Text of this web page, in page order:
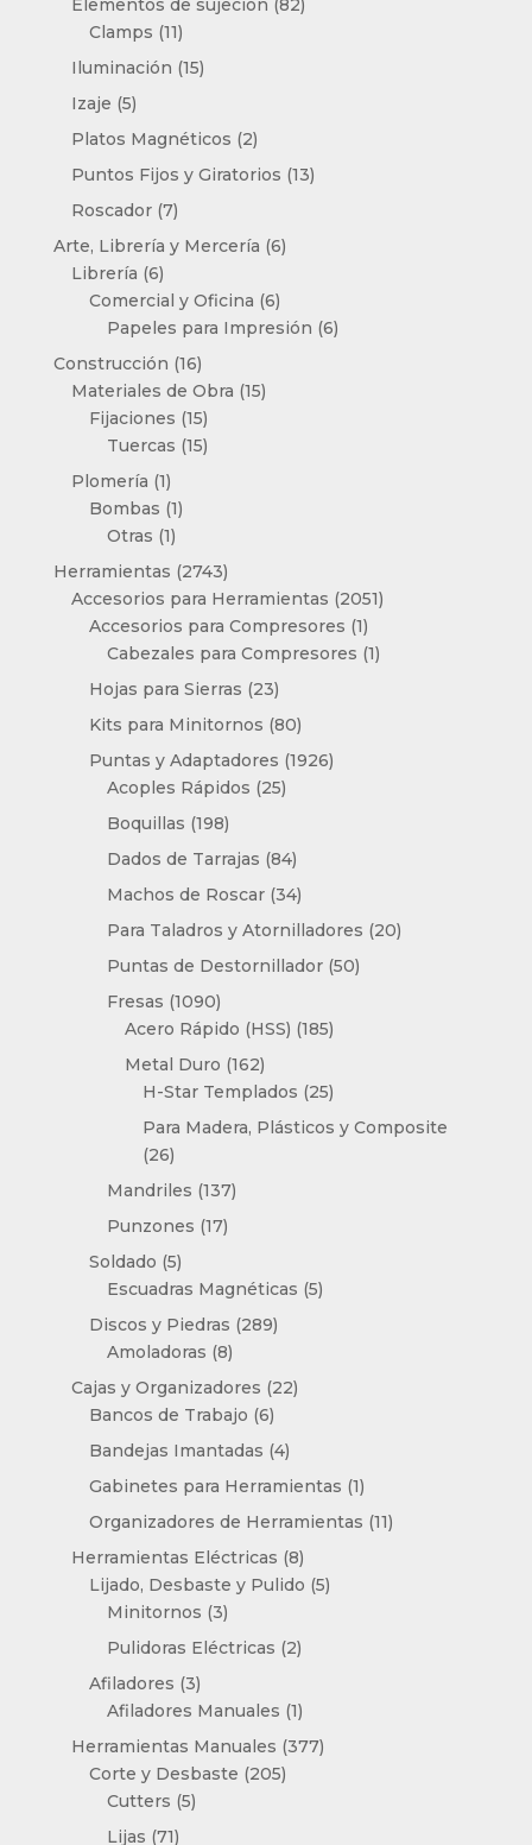
Elementos de sujeción 82
Clamps 1111
productos
Iluminación 1515
Izaje 55
productos
Platos Magnéticos 22
productos
Puntos Fijos y Giratorios 1313
Roscador 77
productos
Arte, Librería y Mercería 66
Librería 66
productos
Comercial y Oficina 66
productos
Papeles para Impresión 66
Construcción 1616
productos
Materiales de Obra 1515
Fijaciones 1515
productos
Tuercas 1515
Plomería 11
producto
Bombas 11
Otras 11
producto
Herramientas 27432743
productos
Accesorios para Herramientas 20512051
Accesorios para Compresores 11
producto
Cabezales para Compresores 11
Hojas para Sierras 2323
productos
Kits para Minitornos 8080
productos
Puntas y Adaptadores 19261926
Acoples Rápidos 2525
Boquillas 198198
productos
Dados de Tarrajas 8484
productos
Machos de Roscar 3434
productos
Para Taladros y Atornilladores 2020
Puntas de Destornillador 5050
Fresas 10901090
productos
Acero Rápido (HSS) 185185
Metal Duro 162162
productos
H-Star Templados 2525
productos
Para Madera, Plásticos y Composite
2626
productos
Mandriles 137137
Punzones 1717
Soldado 55
productos
Escuadras Magnéticas 55
Discos y Piedras 289289
Amoladoras 88
productos
Cajas y Organizadores 2222
Bancos de Trabajo 66
productos
Bandejas Imantadas 44
productos
Gabinetes para Herramientas 11
producto
Organizadores de Herramientas 1111
Herramientas Eléctricas 88
productos
Lijado, Desbaste y Pulido 55
Minitornos 33
productos
Pulidoras Eléctricas 22
Afiladores 33
productos
Afiladores Manuales 11
producto
Herramientas Manuales 377377
Corte y Desbaste 205205
Cutters 55
Lijas 7171